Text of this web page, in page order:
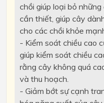
chồi giúp loại bỏ
cần thiết, giúp cây
cho các chồi khỏe
- Kiểm soát chiều cao
giúp kiểm soát chiều
rằng cây không quá
và thu hoạch.
- Giảm bớt sự cạnh